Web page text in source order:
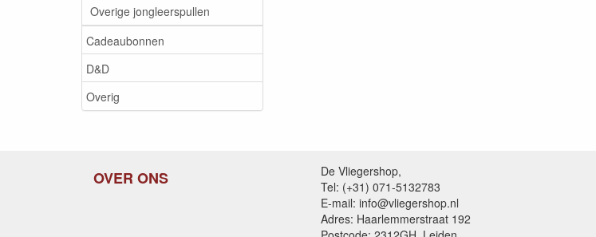
Overige jongleerspullen
Cadeaubonnen
D&D
Overig
OVER ONS
De Vliegershop,
Tel: (+31) 071-5132783
E-mail: info@vliegershop.nl
Adres: Haarlemmerstraat 192